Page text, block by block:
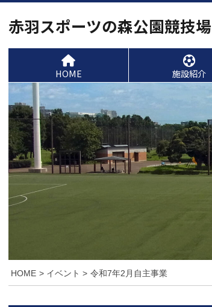
赤羽スポーツの森公園競技場
HOME 施設紹介
HOME イベント 令和7年2月自主事業